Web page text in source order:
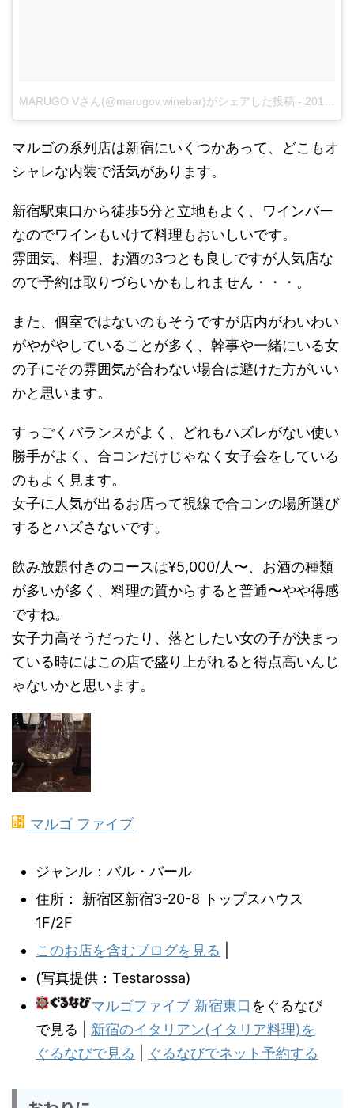
MARUGO Vさん(@marugov.winebar)がシェアした投稿 - 2018年 5月月9日午前3時22分PDT
マルゴの系列店は新宿にいくつかあって、どこもオ
シャレな内装で活気があります。
新宿駅東口から徒歩5分と立地もよく、ワインバー
なのでワインもいけて料理もおいしいです。
雰囲気、料理、お酒の3つとも良しですが人気店な
ので予約は取りづらいかもしれません・・・。
また、個室ではないのもそうですが店内がわいわい
がやがやしていることが多く、幹事や一緒にいる女
の子にその雰囲気が合わない場合は避けた方がいい
かと思います。
すっごくバランスがよく、どれもハズレがない使い
勝手がよく、合コンだけじゃなく女子会をしている
のもよく見ます。
女子に人気が出るお店って視線で合コンの場所選び
するとハズさないです。
飲み放題付きのコースは¥5,000/人〜、お酒の種類
が多いが多く、料理の質からすると普通〜やや得感
ですね。
女子力高そうだったり、落としたい女の子が決まっ
ている時にはこの店で盛り上がれると得点高いんじ
ゃないかと思います。
マルゴ ファイブ
ジャンル：バル・バール
住所： 新宿区新宿3-20-8 トップスハウス
1F/2F
このお店を含むブログを見る
(写真提供：Testarossa)
マルゴファイブ 新宿東口 をぐるなび
で見る | 新宿のイタリアン(イタリア料理)を
ぐるなびで見る
ぐるなびでネット予約する